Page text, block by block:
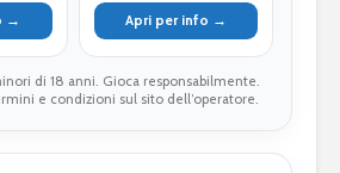
→ Apri per info →
di 18 anni. Gioca responsabilmente.
e condizioni sul sito dell’operatore.